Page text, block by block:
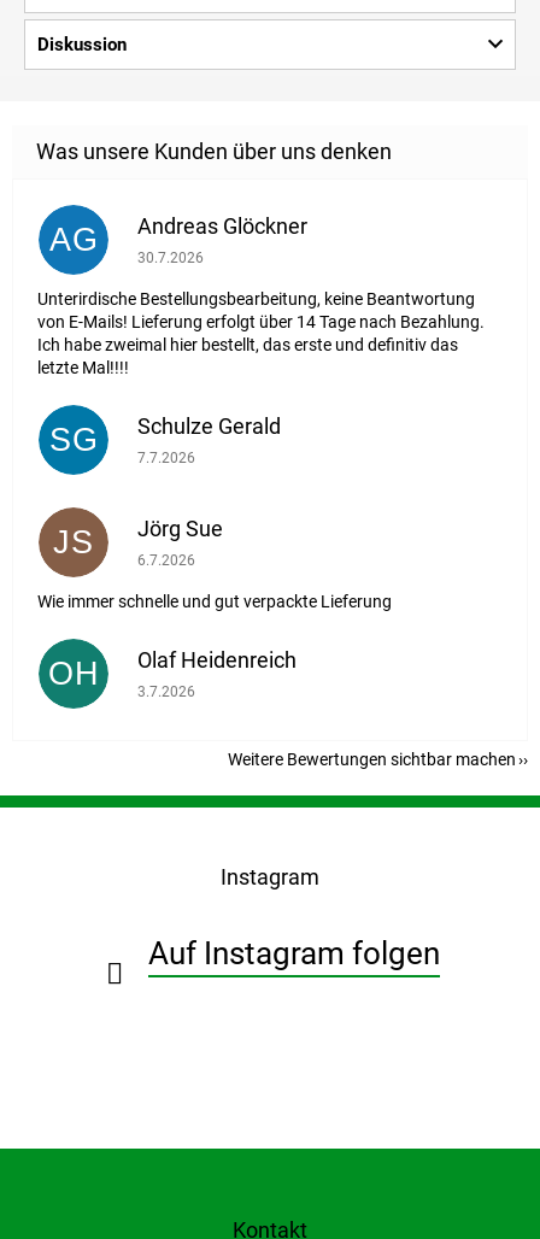
Diskussion
AG Andreas Glöckner
Die Shop-Bewertung beträgt 1 von 5 Sternen.
30.7.2026
Unterirdische Bestellungsbearbeitung, keine Beantwortung
von E-Mails! Lieferung erfolgt über 14 Tage nach Bezahlung.
Ich habe zweimal hier bestellt, das erste und definitiv das
letzte Mal!!!!
SG Schulze Gerald
Die Shop-Bewertung beträgt 5 von 5 Sternen.
7.7.2026
JS Jörg Sue
Die Shop-Bewertung beträgt 5 von 5 Sternen.
6.7.2026
Wie immer schnelle und gut verpackte Lieferung
OH Olaf Heidenreich
Die Shop-Bewertung beträgt 5 von 5 Sternen.
3.7.2026
Weitere Bewertungen sichtbar machen
F
Instagram
Auf Instagram folgen
Kontakt